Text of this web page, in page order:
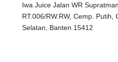
Iwa Juice Jalan WR
RT.006/RW.RW, Cemp. Putih,
Selatan, Banten 15412